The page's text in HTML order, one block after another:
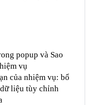
popup và Sao
vụ
của nhiệm vụ: bổ
liệu tùy chỉnh